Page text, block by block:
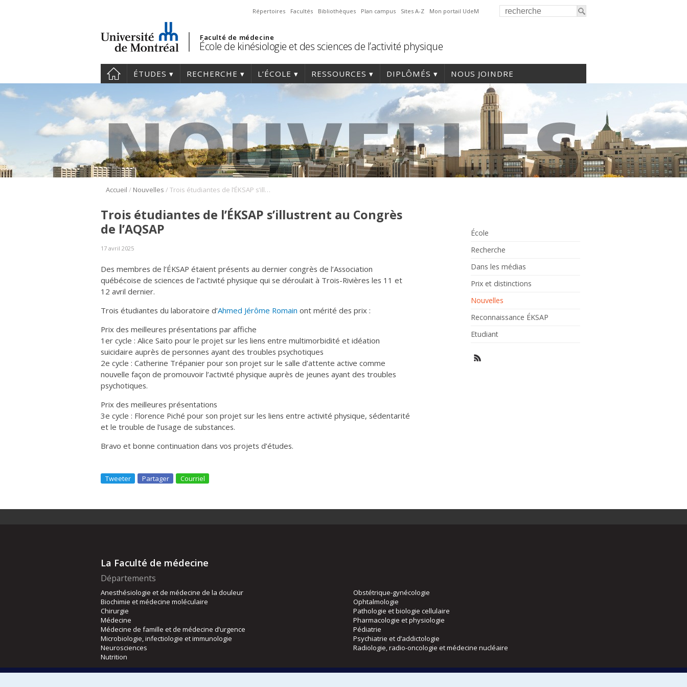
Répertoires Facultés Bibliothèques Plan campus Sites A-Z Mon portail UdeM
Faculté de médecine
École de kinésiologie et des sciences de l’activité physique
ÉTUDES RECHERCHE L’ÉCOLE RESSOURCES DIPLÔMÉS NOUS JOINDRE
Accueil / Nouvelles / Trois étudiantes de l’ÉKSAP s’illustrent au Congrès de l’AQSAP
École
Recherche
Dans les médias
Prix et distinctions
Nouvelles
Reconnaissance ÉKSAP
Etudiant
Trois étudiantes de l’ÉKSAP s’illustrent au Congrès
de l’AQSAP
17 avril 2025
Des membres de l’ÉKSAP étaient présents au dernier congrès de l’Association
québécoise de sciences de l’activité physique qui se déroulait à Trois-Rivières les 11 et
12 avril dernier.
Trois étudiantes du laboratoire d’Ahmed Jérôme Romain ont mérité des prix :
Prix des meilleures présentations par affiche
1er cycle : Alice Saito pour le projet sur les liens entre multimorbidité et idéation
suicidaire auprès de personnes ayant des troubles psychotiques
2e cycle : Catherine Trépanier pour son projet sur le salle d’attente active comme
nouvelle façon de promouvoir l’activité physique auprès de jeunes ayant des troubles
psychotiques.
Prix des meilleures présentations
3e cycle : Florence Piché pour son projet sur les liens entre activité physique, sédentarité
et le trouble de l’usage de substances.
Bravo et bonne continuation dans vos projets d’études.
Tweeter Partager Courriel
La Faculté de médecine
Départements
Anesthésiologie et de médecine de la douleur
Biochimie et médecine moléculaire
Chirurgie
Médecine
Médecine de famille et de médecine d’urgence
Microbiologie, infectiologie et immunologie
Neurosciences
Nutrition
Obstétrique-gynécologie
Ophtalmologie
Pathologie et biologie cellulaire
Pharmacologie et physiologie
Pédiatrie
Psychiatrie et d’addictologie
Radiologie, radio-oncologie et médecine nucléaire